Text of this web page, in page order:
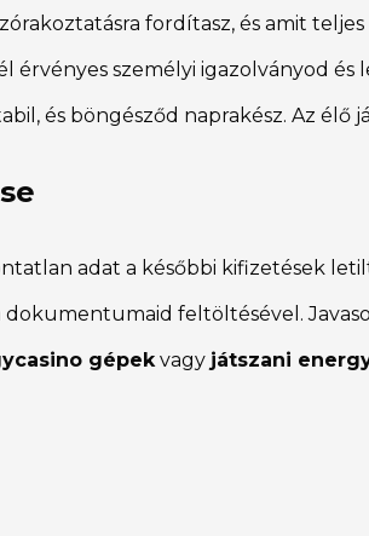
fordítasz, és amit
érvényes személyi igazolványod és
és böngésződ naprakész. Az élő
adat a későbbi kifizetések
dokumentumaid feltöltésével.
gépek vagy játszani